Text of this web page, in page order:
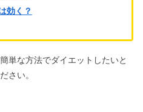
効く？
単な方法でダイエットしたいと
さい。